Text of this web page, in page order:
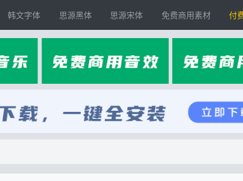
韩文字体 思源黑体 思源宋体 免费商用素材 付